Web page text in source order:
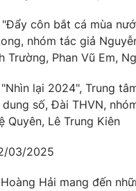
"Đẩy côn bắt cá mùa
nhóm tác giả
Trường, Phan Vũ Em,
"Nhìn lại 2024", Trung
số, Đài THVN,
Quyên, Lê Trung Kiên
03/2025
Hải mang đến